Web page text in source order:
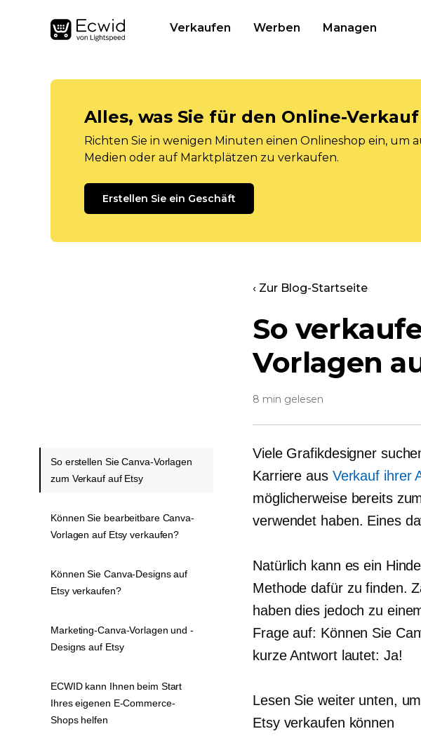
Verkaufen Werben Managen
Alles, was Sie für den Online-
Richten Sie in wenigen Minuten einen Onlineshop ein, um
Medien oder auf Marktplätzen zu verkaufen.
Erstellen Sie ein Geschäft
‹ Zur Blog-Startseite
So
Vorlagen
8 min gelesen
Viele Grafikdesigner
Karriere aus Verkauf ihrer
möglicherweise bereits
verwendet haben. Eines
Natürlich kann es ein
Methode dafür zu finden.
haben dies jedoch zu
Frage auf: Können Sie
kurze Antwort lautet: Ja!
Lesen Sie weiter unten,
Etsy verkaufen können
So erstellen Sie Canva-Vorlagen
zum Verkauf auf Etsy
Können Sie bearbeitbare Canva-
Vorlagen auf Etsy verkaufen?
Können Sie Canva-Designs auf
Etsy verkaufen?
Marketing-Canva-Vorlagen und -
Designs auf Etsy
ECWID kann Ihnen beim Start
Ihres eigenen E-Commerce-
Shops helfen